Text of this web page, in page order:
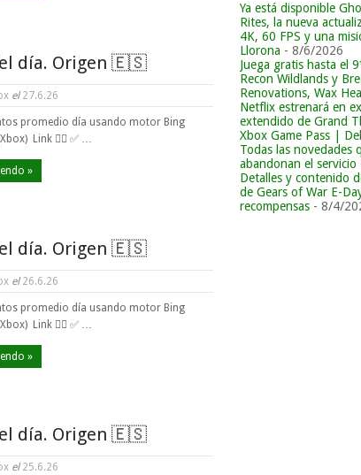
día. Origen 🇪🇸
el27.6.26
promedio día usando motor Bing
Link 👈🏼 ✅ …
»
día. Origen 🇪🇸
el26.6.26
promedio día usando motor Bing
Link 👈🏼 ✅ …
»
día. Origen 🇪🇸
el25.6.26
Ya está disponible
Rites, la nueva
4K, 60 FPS y una
Llorona - 8/6/2026
Juega gratis hasta el
Recon Wildlands y
Renovations, Wax
Netflix estrenará en
extendido de Grand
Xbox Game Pass |
Todas las novedades
abandonan el servicio
Detalles y contenido
de Gears of War E-
recompensas - 8/4/